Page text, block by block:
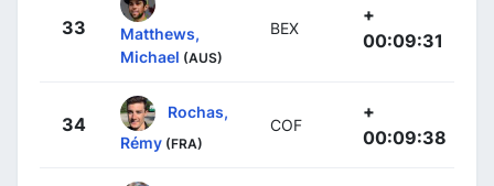
33
Matthews,
Michael (AUS)
BEX
+
00:09:31
34
Rochas,
Rémy (FRA)
COF
+
00:09:38